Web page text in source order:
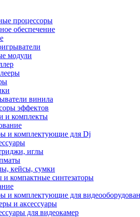
процессоры
обеспечение
модули
винила
эффектов
и комплекты
и комплектующие для Dj
иглы
кейсы, сумки
и компактные синтезаторы
и комплектующие для
и аксессуары
для видеокамер